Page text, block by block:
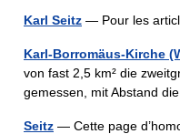
Karl Seitz — Pour les
Karl-Borromäus-Kirche
von fast 2,5 km² die
gemessen, mit Abstand
Seitz — Cette page